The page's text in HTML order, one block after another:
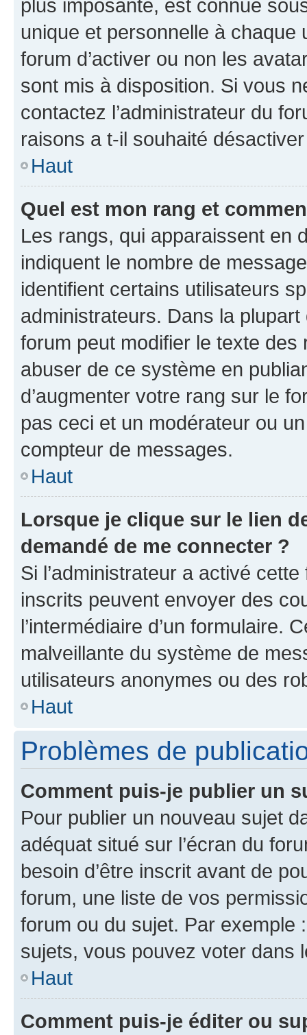
plus imposante, est connue
unique et personnelle à chaque
forum d’activer ou non les
sont mis à disposition. Si vous
contactez l’administrateur du
raisons a t-il souhaité
Haut
Quel est mon rang et
Les rangs, qui apparaissent en
indiquent le nombre de
identifient certains utilisateurs
administrateurs. Dans la
forum peut modifier le texte
abuser de ce système en
d’augmenter votre rang sur le
pas ceci et un modérateur ou
compteur de messages.
Haut
Lorsque je clique sur le lien
demandé de me connecter ?
Si l’administrateur a activé
inscrits peuvent envoyer des
l’intermédiaire d’un formulaire.
malveillante du système de
utilisateurs anonymes ou des
Haut
Problèmes de
Comment puis-je publier un
Pour publier un nouveau sujet
adéquat situé sur l’écran du
besoin d’être inscrit avant de
forum, une liste de vos
forum ou du sujet. Par exemple
sujets, vous pouvez voter dans
Haut
Comment puis-je éditer ou